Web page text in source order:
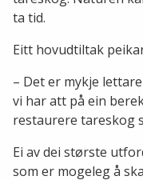
ta tid.
Eitt hovudtiltak
– Det er mykje
vi har att på ein
restaurere tareskog
Ei av dei største
som er mogeleg å